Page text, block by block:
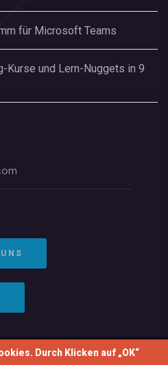
für Microsoft Teams
Kurse und Lern-Nuggets in 9
Global GmbH. Alle
Durch Klicken auf „OK“